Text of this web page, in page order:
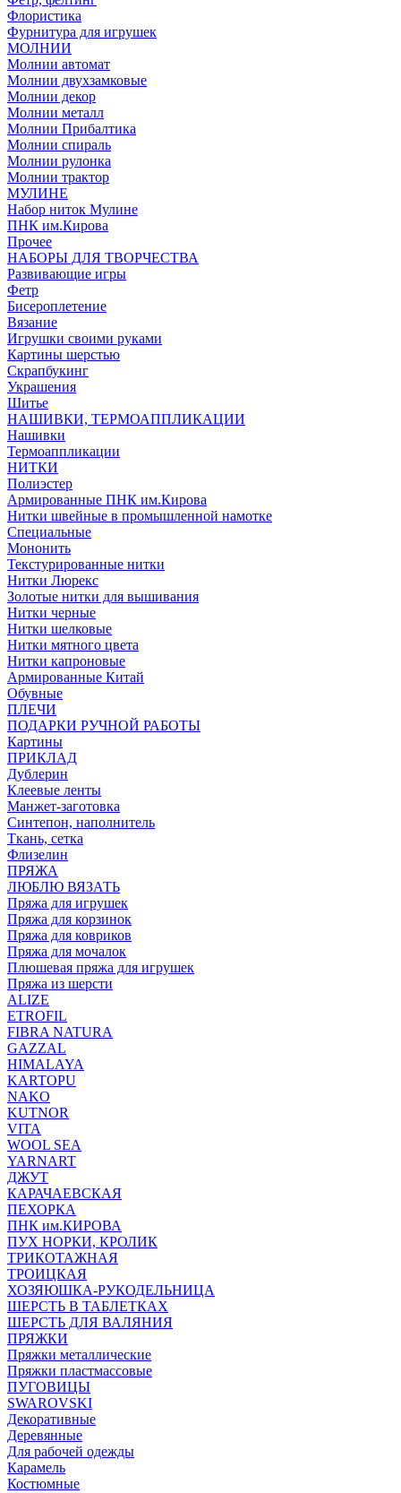
Флористика
Фурнитура для игрушек
МОЛНИИ
Молнии автомат
Молнии двухзамковые
Молнии декор
Молнии металл
Молнии Прибалтика
Молнии спираль
Молнии рулонка
Молнии трактор
МУЛИНЕ
Набор ниток Мулине
ПНК им.Кирова
Прочее
НАБОРЫ ДЛЯ ТВОРЧЕСТВА
Развивающие игры
Фетр
Бисероплетение
Вязание
Игрушки своими руками
Картины шерстью
Скрапбукинг
Украшения
Шитье
НАШИВКИ, ТЕРМОАППЛИКАЦИИ
Нашивки
Термоаппликации
НИТКИ
Полиэстер
Армированные ПНК им.Кирова
Нитки швейные в промышленной намотке
Специальные
Мононить
Текстурированные нитки
Нитки Люрекс
Золотые нитки для вышивания
Нитки черные
Нитки шелковые
Нитки мятного цвета
Нитки капроновые
Армированные Китай
Обувные
ПЛЕЧИ
ПОДАРКИ РУЧНОЙ РАБОТЫ
Картины
ПРИКЛАД
Дублерин
Клеевые ленты
Манжет-заготовка
Синтепон, наполнитель
Ткань, сетка
Флизелин
ПРЯЖА
ЛЮБЛЮ ВЯЗАТЬ
Пряжа для игрушек
Пряжа для корзинок
Пряжа для ковриков
Пряжа для мочалок
Плюшевая пряжа для игрушек
Пряжа из шерсти
ALIZE
ETROFIL
FIBRA NATURA
GAZZAL
HIMALAYA
KARTOPU
NAKO
KUTNOR
VITA
WOOL SEA
YARNART
ДЖУТ
КАРАЧАЕВСКАЯ
ПЕХОРКА
ПНК им.КИРОВА
ПУХ НОРКИ, КРОЛИК
ТРИКОТАЖНАЯ
ТРОИЦКАЯ
ХОЗЯЮШКА-РУКОДЕЛЬНИЦА
ШЕРСТЬ В ТАБЛЕТКАХ
ШЕРСТЬ ДЛЯ ВАЛЯНИЯ
ПРЯЖКИ
Пряжки металлические
Пряжки пластмассовые
ПУГОВИЦЫ
SWAROVSKI
Декоративные
Деревянные
Для рабочей одежды
Карамель
Костюмные